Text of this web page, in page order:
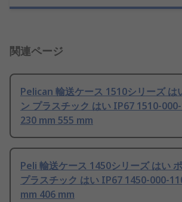
関連ページ
Pelican 輸送ケース 1510シリーズ は
ン プラスチック はい IP67 1510-
230 mm 555 mm
Peli 輸送ケース 1450シリーズ はい
プラスチック はい IP67 1450-000-
mm 406 mm